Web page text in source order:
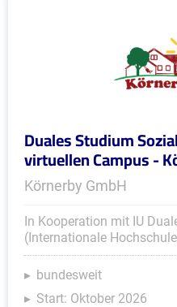
Duales Studium
virtuellen Campus -
Körnerby GmbH
In Kooperation mit IU
(Internationale
bundesweit
Start: Oktober 2026